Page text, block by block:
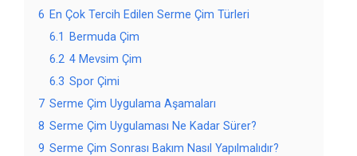
6 En Çok Tercih Edilen Serme Çim Türleri
6.1
Bermuda Çim
6.2 4 Mevsim Çim
6.3 Spor Çimi
7 Serme Çim Uygulama Aşamaları
8 Serme Çim Uygulaması Ne Kadar Sürer?
9 Serme Çim Sonrası Bakım Nasıl Yapılmalıdır?